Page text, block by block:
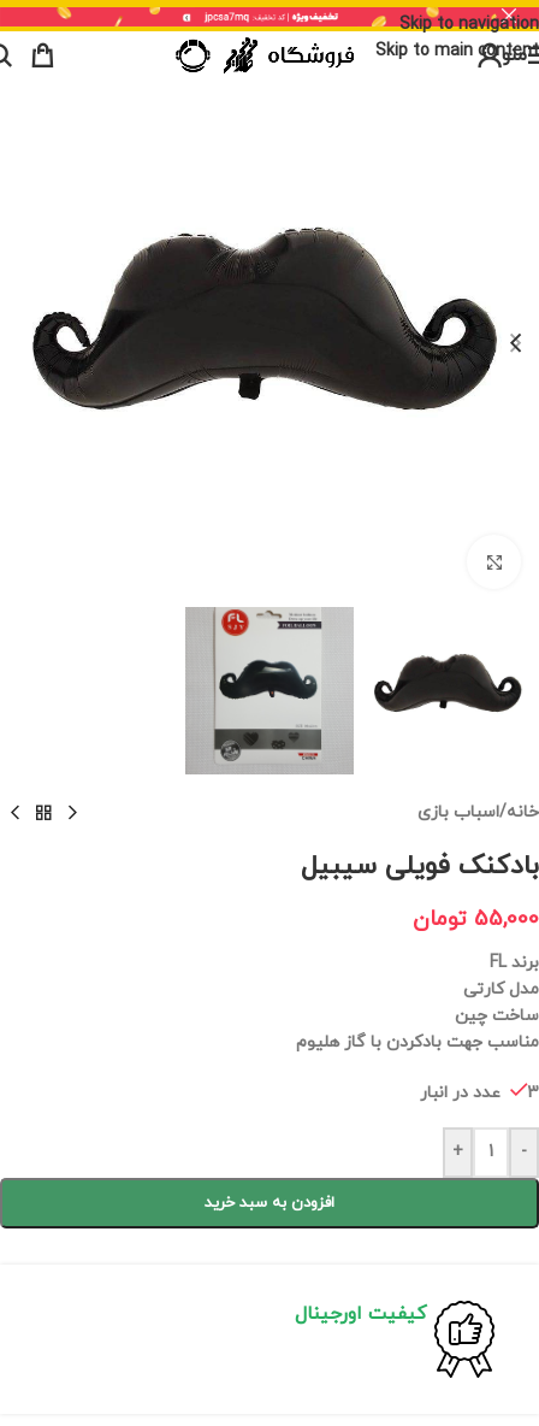
Skip to navigation
Skip to main content
منو
خانه/اسباب بازی
بادکنک فویلی سیبیل
55,000 تومان
برند FL
مدل کارتی
ساخت چین
مناسب جهت بادکردن با گاز هلیوم
3 عدد در انبار
-
+
افزودن به سبد خرید
کیفیت اورجینال